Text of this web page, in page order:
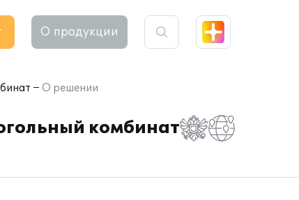
О продукции
О решении
комбинат